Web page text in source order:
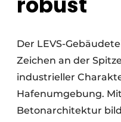
Der LEVS-
Zeichen an der
industrieller
Hafenumgebung.
Betonarchitektur